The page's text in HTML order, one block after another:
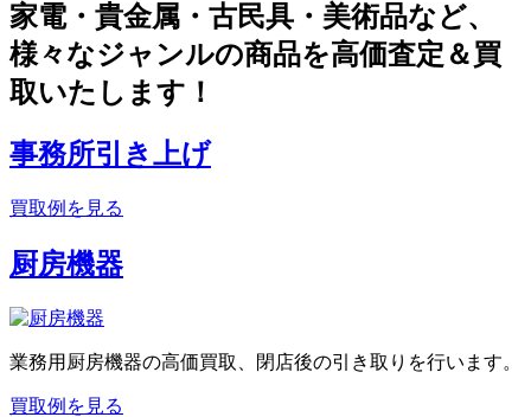
家電・貴金属・古民具・美術品など、
様々なジャンルの商品を高価査定＆買
取いたします！
事務所引き上げ
買取例を見る
厨房機器
業務用厨房機器の高価買取、閉店後の引き取りを行います。
買取例を見る